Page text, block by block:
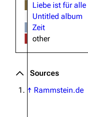
Liebe ist für alle
Untitled album
Zeit
other
Sources
↑ Rammstein.de